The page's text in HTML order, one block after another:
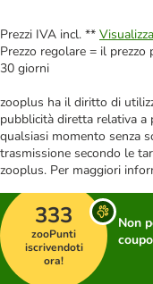
Prezzi IVA incl. **
Prezzo regolare = il
30 giorni
zooplus ha il diritto di
pubblicità diretta relativa
qualsiasi momento senza
trasmissione secondo le
zooplus. Per maggiori
333
zooPunti
iscrivendoti
ora!
Non